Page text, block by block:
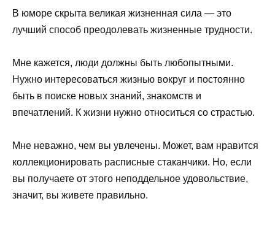
В юморе скрыта великая жизненная сила — это
лучший способ преодолевать жизненные трудности.
Мне кажется, люди должны быть любопытными.
Нужно интересоваться жизнью вокруг и постоянно
быть в поиске новых знаний, знакомств и
впечатлений. К жизни нужно относиться со страстью.
Мне неважно, чем вы увлечены. Может, вам нравится
коллекционировать расписные стаканчики. Но, если
вы получаете от этого неподдельное удовольствие,
значит, вы живете правильно.